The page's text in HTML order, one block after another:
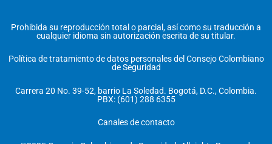
Prohibida su reproducción total o parcial, así como su traducción a
cualquier idioma sin autorización escrita de su titular.
Política de tratamiento de datos personales del Consejo Colombiano
de Seguridad
Carrera 20 No. 39-52, barrio La Soledad. Bogotá, D.C., Colombia.
PBX: (601) 288 6355
Canales de contacto